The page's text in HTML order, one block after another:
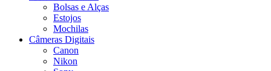
Bolsas e Alças
Estojos
Mochilas
Câmeras Digitais
Canon
Nikon